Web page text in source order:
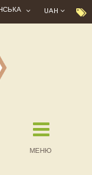
UAH
МЕНЮ